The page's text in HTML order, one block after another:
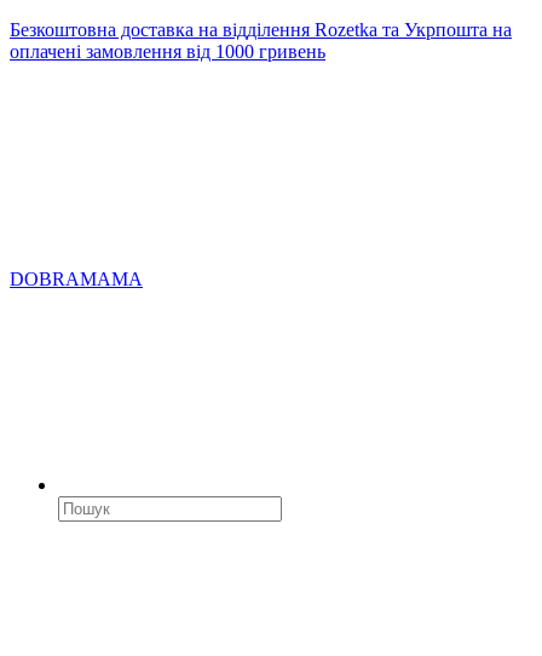
Безкоштовна доставка на відділення Rozetka та Укрпошта на
оплачені замовлення від 1000 гривень
DOBRAMAMA